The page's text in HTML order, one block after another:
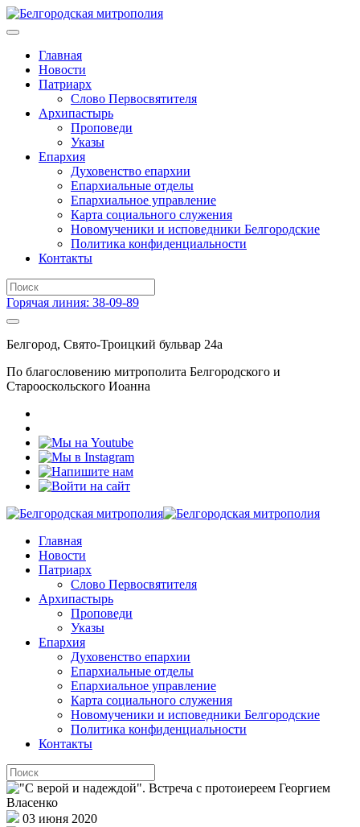
Главная
Новости
Патриарх
Слово Первосвятителя
Архипастырь
Проповеди
Указы
Епархия
Духовенство епархии
Епархиальные отделы
Епархиальное управление
Карта социального служения
Новомученики и исповедники Белгородские
Политика конфиденциальности
Контакты
Горячая линия: 38-09-89
Белгород, Свято-Троицкий бульвар 24а
По благословению митрополита Белгородского и
Старооскольского Иоанна
Главная
Новости
Патриарх
Слово Первосвятителя
Архипастырь
Проповеди
Указы
Епархия
Духовенство епархии
Епархиальные отделы
Епархиальное управление
Карта социального служения
Новомученики и исповедники Белгородские
Политика конфиденциальности
Контакты
03 июня 2020